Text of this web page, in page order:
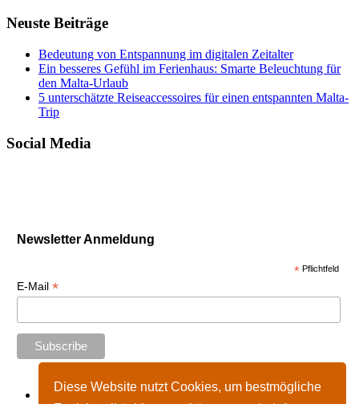
Diese Website nutzt Cookies, um bestmögliche
Neuste Beiträge
Bedeutung von Entspannung im digitalen Zeitalter
Ein besseres Gefühl im Ferienhaus: Smarte Beleuchtung für
den Malta-Urlaub
5 unterschätzte Reiseaccessoires für einen entspannten Malta-
Trip
Social Media
Newsletter Anmeldung
* Pflichtfeld
E-Mail *
Start